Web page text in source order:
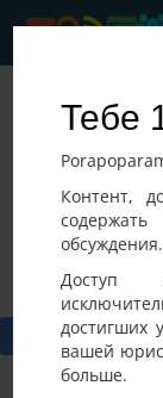
Тебе
Контент,
обсуждения.
Доступ
достигших
вашей
больше.
ПараКиев